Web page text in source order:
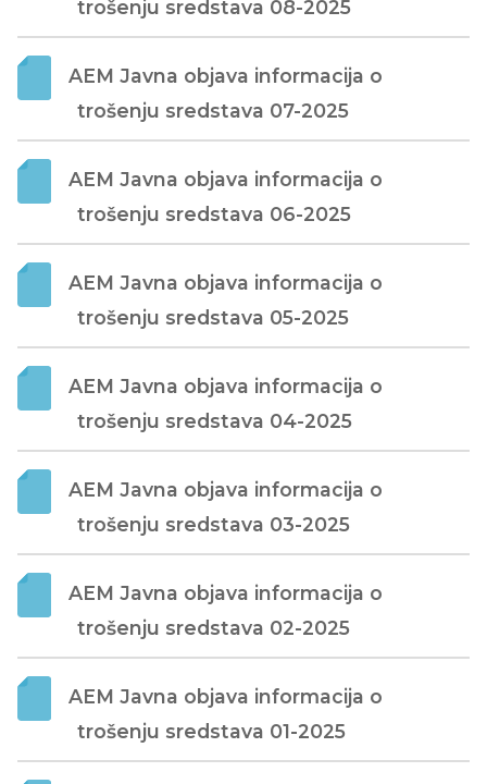
trošenju sredstava 08-2025
AEM Javna objava informacija o
trošenju sredstava 07-2025
AEM Javna objava informacija o
trošenju sredstava 06-2025
AEM Javna objava informacija o
trošenju sredstava 05-2025
AEM Javna objava informacija o
trošenju sredstava 04-2025
AEM Javna objava informacija o
trošenju sredstava 03-2025
AEM Javna objava informacija o
trošenju sredstava 02-2025
AEM Javna objava informacija o
trošenju sredstava 01-2025